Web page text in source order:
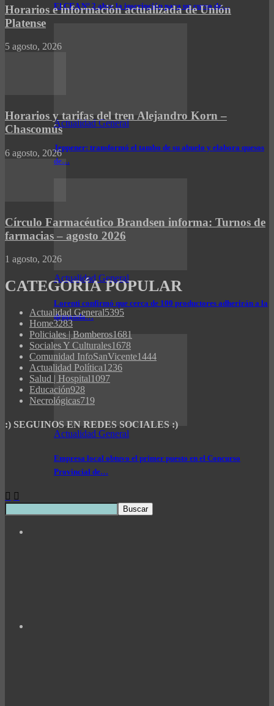
El CEA N° 2 abre la inscripción para un curso de…
Actualidad General
Jeppener: transformó el tambo de su abuelo y elabora quesos
de…
Actualidad General
Lorenti confirmó que cerca de 100 productores adherirán a la
demanda…
Actualidad General
Empresa local obtuvo el primer puesto en el Concurso
Provincial de…
Horarios e información actualizada de Unión
Platense
5 agosto, 2026
Horarios y tarifas del tren Alejandro Korn –
Chascomús
6 agosto, 2026
Círculo Farmacéutico Brandsen informa: Turnos de
farmacias – agosto 2026
1 agosto, 2026
CATEGORÍA POPULAR
Actualidad General5395
Home3283
Policiales | Bomberos1681
Sociales Y Culturales1678
Comunidad InfoSanVicente1444
Actualidad Política1236
Salud | Hospital1097
Educación928
Necrológicas719
:) SEGUINOS EN REDES SOCIALES :)